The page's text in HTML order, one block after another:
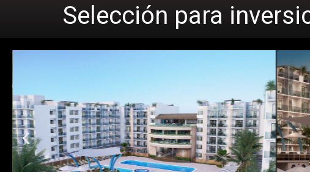
Selección para